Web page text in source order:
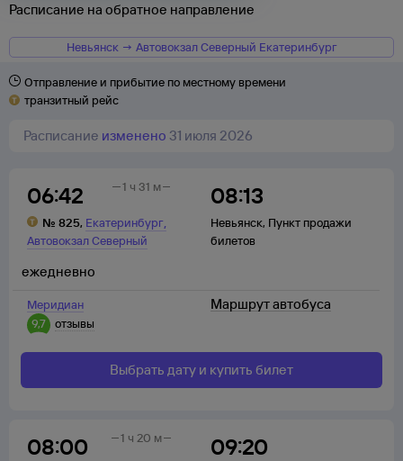
Расписание на обратное направление
Невьянск → Автовокзал Северный Екатеринбург
Отправление и прибытие по местному времени
транзитный рейс
Расписание изменено 31 июля 2026
06:42
№ 825, Екатеринбург,
Автовокзал Северный
08:13
Невьянск, Пункт продажи
билетов
1 ч 31 м
Меридиан
9,7
отзывы
ежедневно
Маршрут автобуса
Выбрать дату и купить билет
08:00 09:20
1 ч 20 м